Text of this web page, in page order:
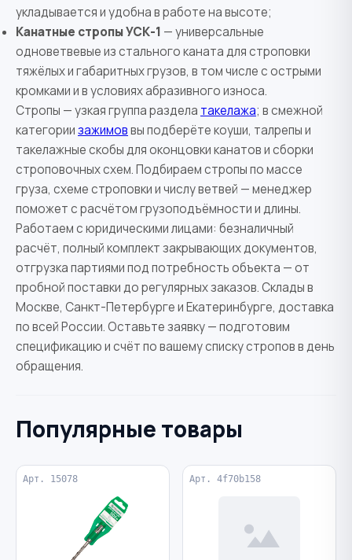
укладывается и удобна в работе на высоте;
Канатные стропы УСК-1 — универсальные
одноветвевые из стального каната для строповки
тяжёлых и габаритных грузов, в том числе с острыми
кромками и в условиях абразивного износа.
Стропы — узкая группа раздела такелажа; в смежной
категориизажимоввы подберёте коуши, талрепы и
такелажные скобы для оконцовки канатов и сборки
строповочных схем. Подбираем стропы по массе
груза, схеме строповки и числу ветвей — менеджер
поможет с расчётом грузоподъёмности и длины.
Работаем с юридическими лицами: безналичный
расчёт, полный комплект закрывающих документов,
отгрузка партиями под потребность объекта — от
пробной поставки до регулярных заказов. Склады в
Москве, Санкт-Петербурге и Екатеринбурге, доставка
по всей России. Оставьте заявку — подготовим
спецификацию и счёт по вашему списку стропов в день
обращения.
Популярные товары
Арт. 15078 Арт. 4f70b158